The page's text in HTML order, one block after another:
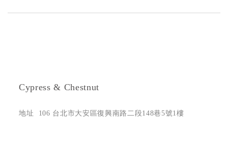
Cypress & Chestnut
地址 106 台北市大安區復興南路二段148巷5號1樓